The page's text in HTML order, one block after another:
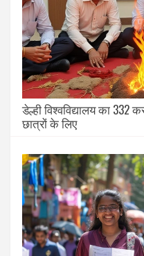
डेल्ही विश्वविद्यालय का 332
छात्रों के लिए